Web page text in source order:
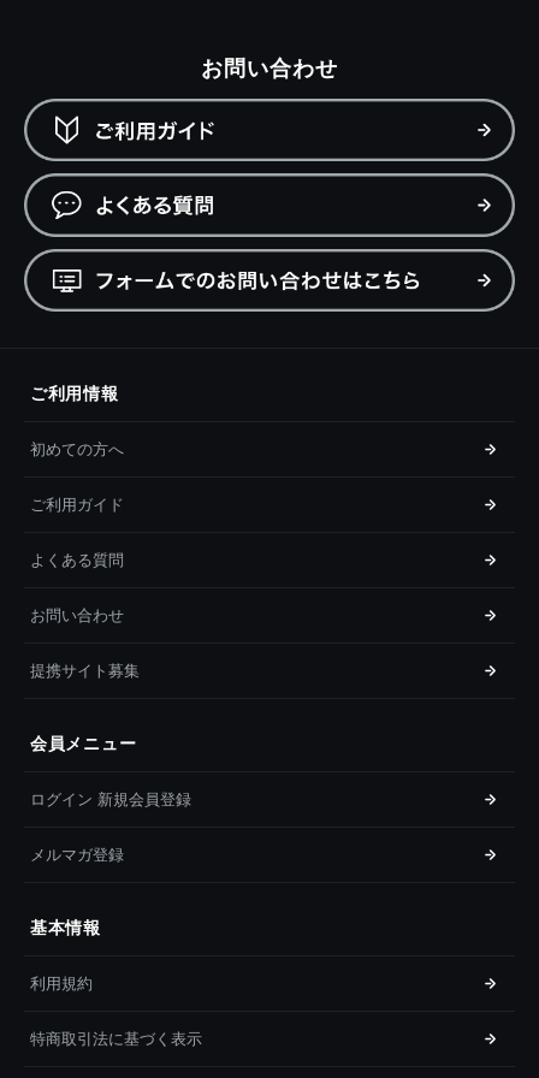
お問い合わせ
ご利用情報
初めての方へ
ご利用ガイド
よくある質問
お問い合わせ
提携サイト募集
会員メニュー
ログイン 新規会員登録
メルマガ登録
基本情報
利用規約
特商取引法に基づく表示